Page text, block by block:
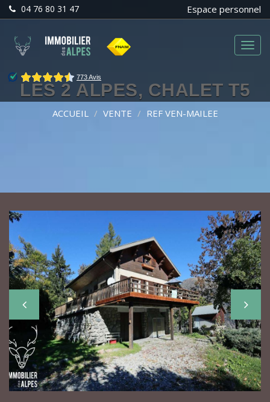
04 76 80 31 47 Espace personnel
Menu
LES 2 ALPES, CHALET T5
ACCUEIL VENTE REF VEN-MAILEE